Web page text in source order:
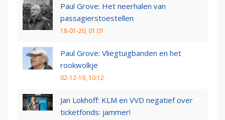
Paul Grove: Het neerhalen van
passagierstoestellen
18-01-20, 01:01
Paul Grove: Vliegtuigbanden en het
rookwolkje
02-12-19, 10:12
Jan Lokhoff: KLM en VVD negatief over
ticketfonds: jammer!